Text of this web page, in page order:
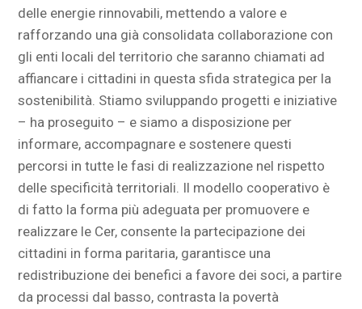
delle energie rinnovabili, mettendo a valore e
rafforzando una già consolidata collaborazione con
gli enti locali del territorio che saranno chiamati ad
affiancare i cittadini in questa sfida strategica per la
sostenibilità. Stiamo sviluppando progetti e iniziative
– ha proseguito – e siamo a disposizione per
informare, accompagnare e sostenere questi
percorsi in tutte le fasi di realizzazione nel rispetto
delle specificità territoriali. Il modello cooperativo è
di fatto la forma più adeguata per promuovere e
realizzare le Cer, consente la partecipazione dei
cittadini in forma paritaria, garantisce una
redistribuzione dei benefici a favore dei soci, a partire
da processi dal basso, contrasta la povertà